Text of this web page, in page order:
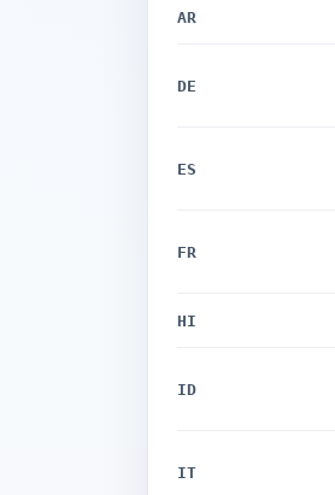
AR
DE
ES
FR
HI
ID
IT